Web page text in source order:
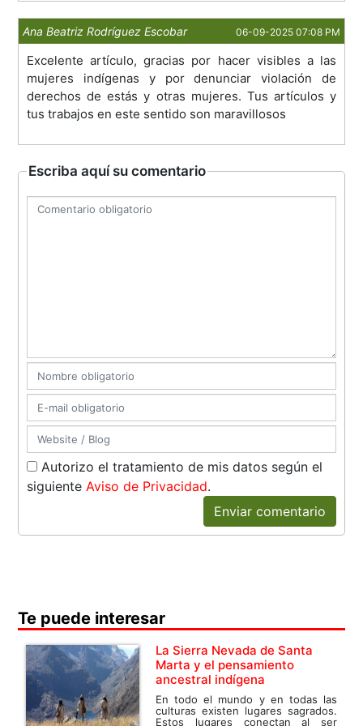
Ana Beatriz Rodríguez Escobar 06-09-2025 07:08 PM
Excelente artículo, gracias por hacer visibles a las
mujeres indígenas y por denunciar violación de
derechos de estás y otras mujeres. Tus artículos y
tus trabajos en este sentido son maravillosos
Escriba aquí su comentario
Autorizo el tratamiento de mis datos según el
siguienteAviso de Privacidad.
Enviar comentario
Te puede interesar
La Sierra Nevada de Santa
Marta y el pensamiento
ancestral indígena
En todo el mundo y en todas las
culturas existen lugares sagrados.
Estos lugares conectan al ser